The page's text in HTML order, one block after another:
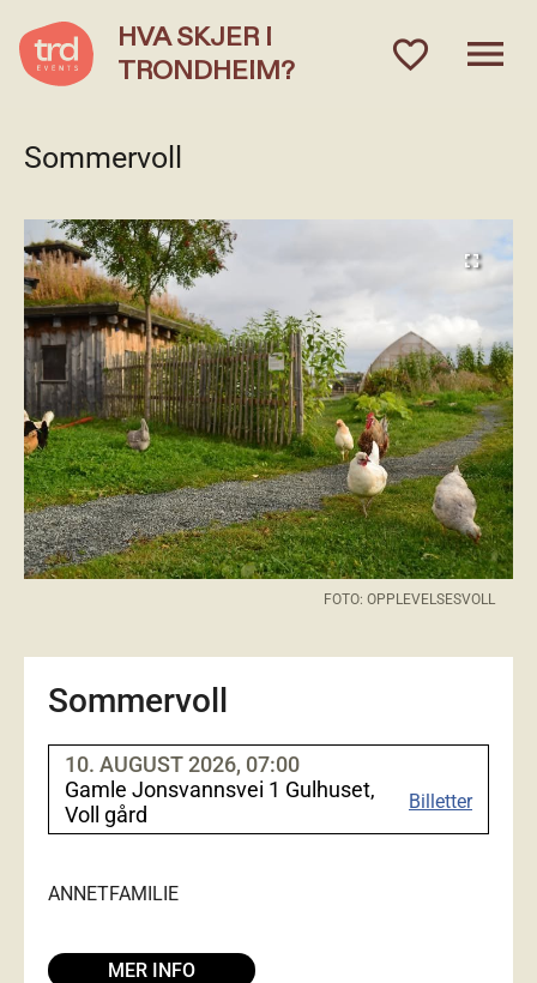
HVA SKJER I
TRONDHEIM?
favorite_outlinedmenu
Sommervoll
fullscreen
FOTO: OPPLEVELSESVOLL
Sommervoll
10. AUGUST 2026, 07:00
Gamle Jonsvannsvei 1 Gulhuset,
Voll gård
Billetter
ANNETFAMILIE
MER INFO